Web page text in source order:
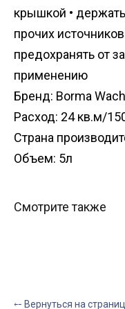
крышкой •
прочих
предохранять от
применению
Бренд: Borma
Расход: 24 кв.м/
Страна
Объем: 5л
Смотрите также
⤌ Вернуться на